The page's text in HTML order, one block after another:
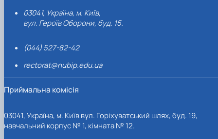
03041, Україна, м. Київ,
вул. Героїв Оборони, буд. 15.
(044) 527-82-42
rectorat@nubip.edu.ua
Приймальна комісія
03041, Україна, м. Київ вул. Горіхуватський шлях, буд. 19,
навчальний корпус № 1, кімната № 12.